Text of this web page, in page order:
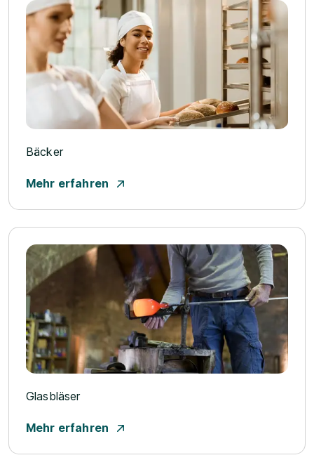
Bäcker
Mehr erfahren
Glasbläser
Mehr erfahren